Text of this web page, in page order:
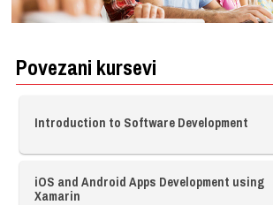
Povezani kursevi
Introduction to Software Development
iOS and Android Apps Development using
Xamarin